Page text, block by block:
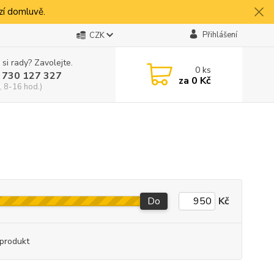
domluvě.
CZK Přihlášení
rady? Zavolejte.
127 327
8-16 hod.)
0ks
za 0 Kč
Do Kč